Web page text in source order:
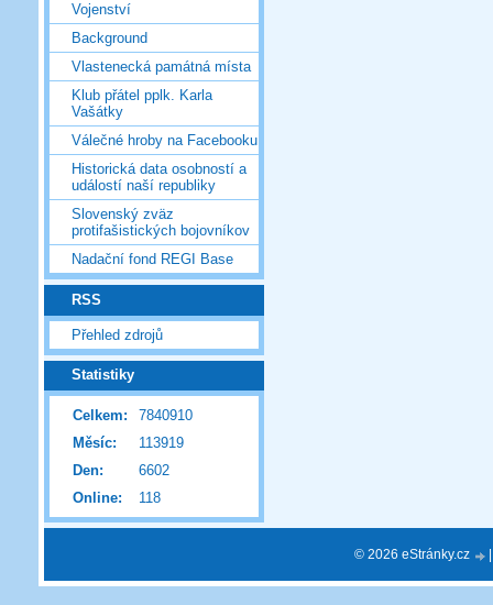
Vojenství
Background
Vlastenecká památná místa
Klub přátel pplk. Karla
Vašátky
Válečné hroby na Facebooku
Historická data osobností a
událostí naší republiky
Slovenský zväz
protifašistických bojovníkov
Nadační fond REGI Base
RSS
Přehled zdrojů
Statistiky
Online: 118
Celkem:
7840910
Měsíc:
113919
Den:
6602
© 2026 eStránky.cz